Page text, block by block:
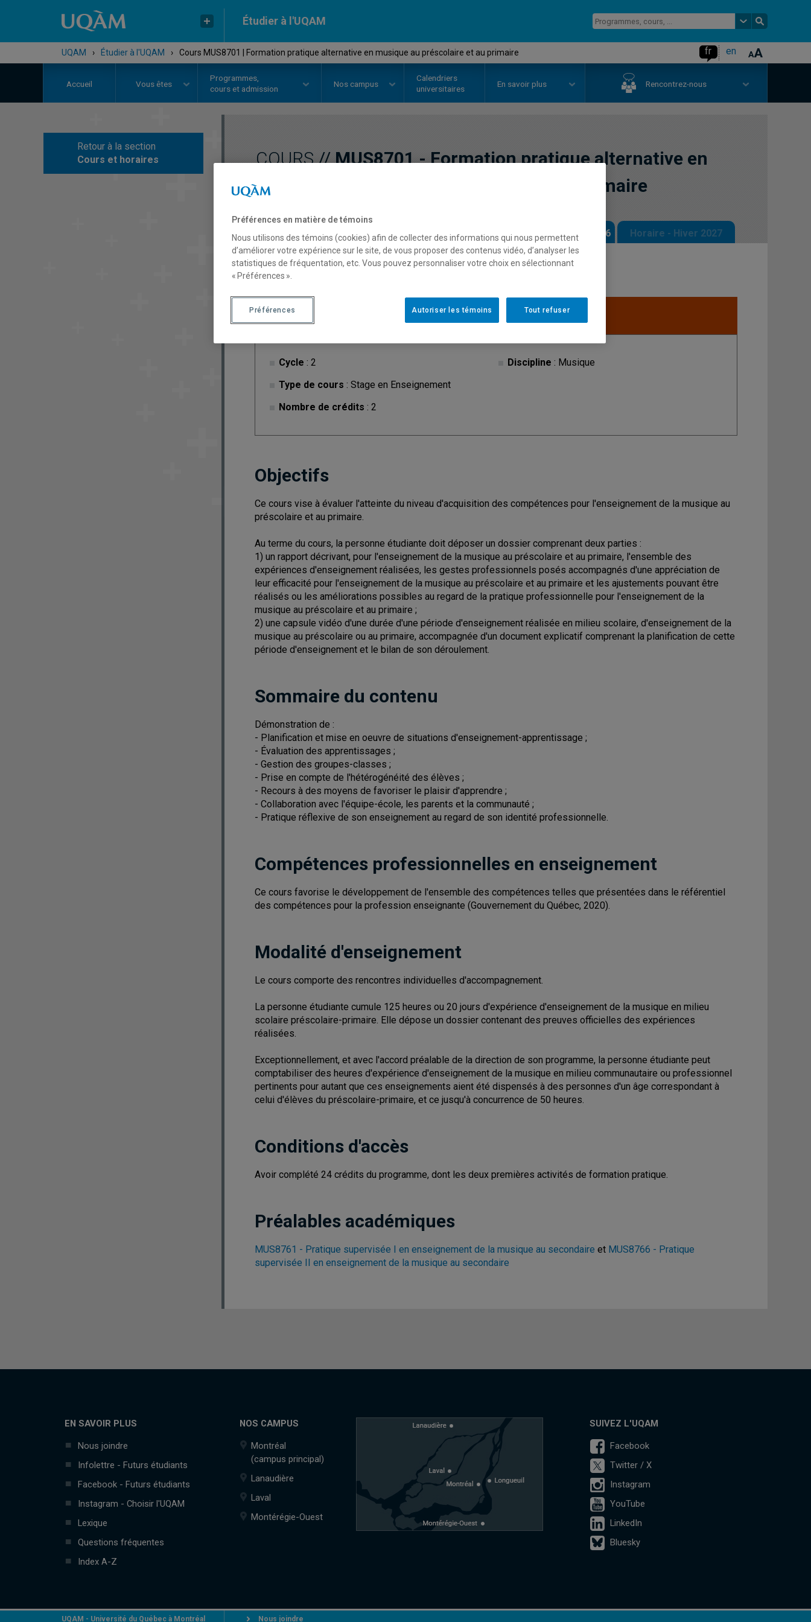
Étudier à l'UQAM
UQAM › Étudier à l'UQAM › Cours MUS8701 | Formation pratique alternative en musique au préscolaire et au primaire fr en
Accueil Vous êtes
Programmes,
cours et admission
Nos campus
Calendriers
universitaires
En savoir plus Rencontrez-nous
Retour à la section
Cours et horaires
COURS// MUS8701-Formation pratique alternative en
musique au préscolaire et au primaire
Description Horaire - Été 2026 Horaire - Automne 2026 Horaire - Hiver 2027
Ce cours est offert hors programme (CRÉDITS NON COMPTABILISÉS).
Cycle : 2
Type de cours : Stage en Enseignement
Nombre de crédits : 2
Discipline : Musique
Objectifs
Ce cours vise à évaluer l'atteinte du niveau d'acquisition des compétences pour l'enseignement de la musique au
préscolaire et au primaire.
Au terme du cours, la personne étudiante doit déposer un dossier comprenant deux parties :
1) un rapport décrivant, pour l'enseignement de la musique au préscolaire et au primaire, l'ensemble des
expériences d'enseignement réalisées, les gestes professionnels posés accompagnés d'une appréciation de
leur efficacité pour l'enseignement de la musique au préscolaire et au primaire et les ajustements pouvant être
réalisés ou les améliorations possibles au regard de la pratique professionnelle pour l'enseignement de la
musique au préscolaire et au primaire ;
2) une capsule vidéo d'une durée d'une période d'enseignement réalisée en milieu scolaire, d'enseignement de la
musique au préscolaire ou au primaire, accompagnée d'un document explicatif comprenant la planification de cette
période d'enseignement et le bilan de son déroulement.
Sommaire du contenu
Démonstration de :
- Planification et mise en oeuvre de situations d'enseignement-apprentissage ;
- Évaluation des apprentissages ;
- Gestion des groupes-classes ;
- Prise en compte de l'hétérogénéité des élèves ;
- Recours à des moyens de favoriser le plaisir d'apprendre ;
- Collaboration avec l'équipe-école, les parents et la communauté ;
- Pratique réflexive de son enseignement au regard de son identité professionnelle.
Compétences professionnelles en enseignement
Ce cours favorise le développement de l'ensemble des compétences telles que présentées dans le référentiel
des compétences pour la profession enseignante (Gouvernement du Québec, 2020).
Modalité d'enseignement
Le cours comporte des rencontres individuelles d'accompagnement.
La personne étudiante cumule 125 heures ou 20 jours d'expérience d'enseignement de la musique en milieu
scolaire préscolaire-primaire. Elle dépose un dossier contenant des preuves officielles des expériences
réalisées.
Exceptionnellement, et avec l'accord préalable de la direction de son programme, la personne étudiante peut
comptabiliser des heures d'expérience d'enseignement de la musique en milieu communautaire ou professionnel
pertinents pour autant que ces enseignements aient été dispensés à des personnes d'un âge correspondant à
celui d'élèves du préscolaire-primaire, et ce jusqu'à concurrence de 50 heures.
Conditions d'accès
Avoir complété 24 crédits du programme, dont les deux premières activités de formation pratique.
Préalables académiques
MUS8761 - Pratique supervisée I en enseignement de la musique au secondaire et MUS8766 - Pratique
supervisée II en enseignement de la musique au secondaire
EN SAVOIR PLUS
Nous joindre
Infolettre - Futurs étudiants
Facebook - Futurs étudiants
Instagram - Choisir l'UQAM
Lexique
Questions fréquentes
Index A-Z
NOS CAMPUS
Montréal
(campus principal)
Lanaudière
Laval
Montérégie-Ouest
SUIVEZ L'UQAM
Facebook
Twitter / X
Instagram
YouTube
LinkedIn
Bluesky
UQAM - Université du Québec à Montréal Nous joindre
Préférences en matière de témoins
Nous utilisons des témoins (cookies) afin de collecter des informations qui nous permettent
d’améliorer votre expérience sur le site, de vous proposer des contenus vidéo, d’analyser les
statistiques de fréquentation, etc. Vous pouvez personnaliser votre choix en sélectionnant
« Préférences ».
Tout refuser
Autoriser les témoins
Préférences